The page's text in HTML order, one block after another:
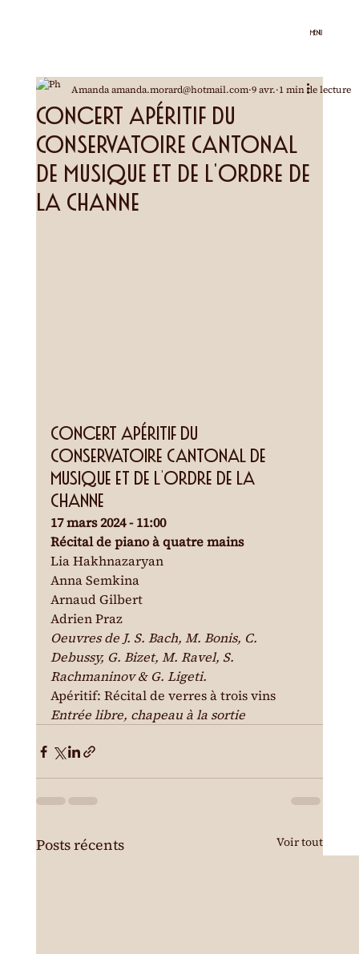
MENU
Concert apéritif du
Conservatoire Cantonal
de Musique et de l'Ordre de
la Channe
Amanda amanda.morard@hotmail.com 9 avr. 1 min de lecture
Concert apéritif du
Conservatoire Cantonal de
Musique et de l'Ordre de la
Channe
17 mars 2024 - 11:00
Récital de piano à quatre mains
Lia Hakhnazaryan
Anna Semkina
Arnaud Gilbert
Adrien Praz
Oeuvres de J. S. Bach, M. Bonis, C.
Debussy, G. Bizet, M. Ravel, S.
Rachmaninov & G. Ligeti.
Apéritif: Récital de verres à trois vins
Entrée libre, chapeau à la sortie
Posts récents Voir tout